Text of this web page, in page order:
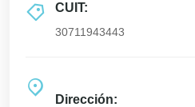
CUIT:
30711943443
Dirección: